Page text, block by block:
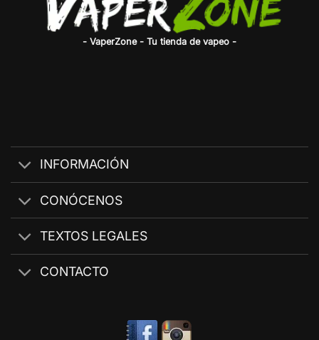
- VaperZone - Tu tienda de vapeo -
INFORMACIÓN
CONÓCENOS
TEXTOS LEGALES
CONTACTO